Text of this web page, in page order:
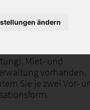
ändern
Sie diese
Sie dazu ein
Miet- und
vorhanden.
Sie je zwei Vor-